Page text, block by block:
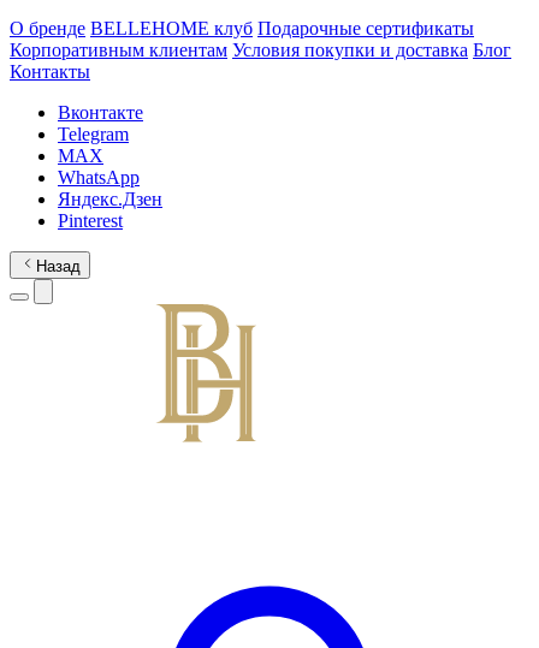
О бренде BELLEHOME клуб Подарочные сертификаты
Корпоративным клиентам Условия покупки и доставка Блог
Контакты
Вконтакте
Telegram
MAX
WhatsApp
Яндекс.Дзен
Pinterest
Назад